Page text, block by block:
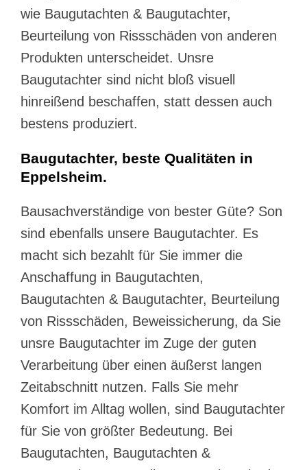
wie Baugutachten & Baugutachter,
Beurteilung von Rissschäden von anderen
Produkten unterscheidet. Unsre
Baugutachter sind nicht bloß visuell
hinreißend beschaffen, statt dessen auch
bestens produziert.
Baugutachter, beste Qualitäten in
Eppelsheim.
Bausachverständige von bester Güte? Son
sind ebenfalls unsere Baugutachter. Es
macht sich bezahlt für Sie immer die
Anschaffung in Baugutachten,
Baugutachten & Baugutachter, Beurteilung
von Rissschäden, Beweissicherung, da Sie
unsre Baugutachter im Zuge der guten
Verarbeitung über einen äußerst langen
Zeitabschnitt nutzen. Falls Sie mehr
Komfort im Alltag wollen, sind Baugutachter
für Sie von größter Bedeutung. Bei
Baugutachten, Baugutachten &